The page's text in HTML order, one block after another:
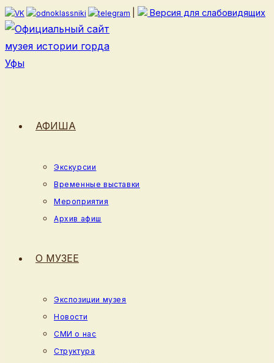
Перейти
к
содержимому
Версия для слабовидящих
АФИША
Экскурсии
Временные выставки
Мероприятия
Архив афиш
О МУЗЕЕ
Экспозиции музея
Новости
СМИ о нас
Структура